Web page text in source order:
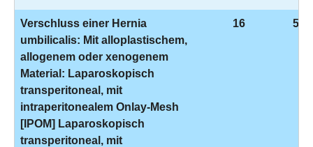
Verschluss einer Hernia
umbilicalis: Mit alloplastischem,
allogenem oder xenogenem
Material: Laparoskopisch
transperitoneal, mit
intraperitonealem Onlay-Mesh
[IPOM] Laparoskopisch
transperitoneal, mit
16 5-